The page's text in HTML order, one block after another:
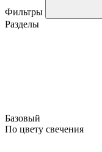
Фильтры
Разделы
Базовый
По цвету свечения